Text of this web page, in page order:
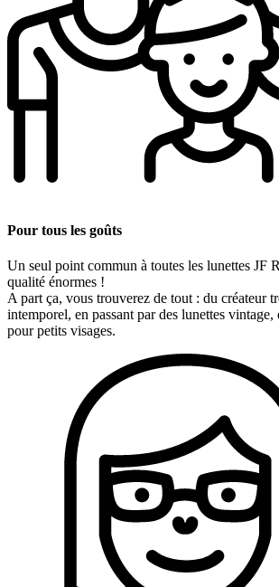
Pour tous les goûts
Un seul point commun à toutes les lunettes JF
qualité énormes !
A part ça, vous trouverez de tout : du créateur
intemporel, en passant par des lunettes vintage,
pour petits visages.